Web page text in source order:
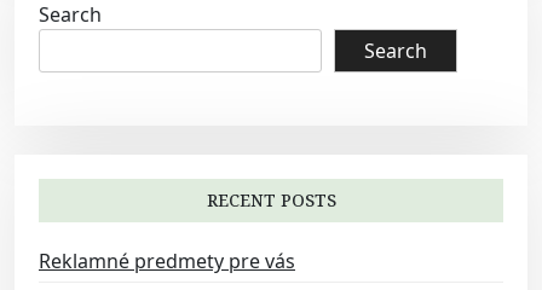
n
a
g
t
i
Search
Search
RECENT POSTS
Reklamné predmety pre vás